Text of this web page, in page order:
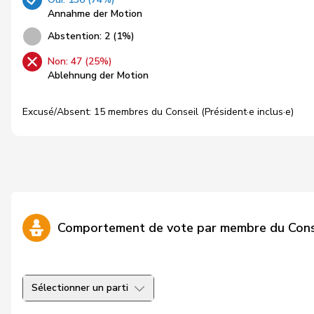
Annahme der Motion
Abstention: 2 (1%)
Non: 47 (25%)
Ablehnung der Motion
Excusé/Absent: 15 membres du Conseil (Président·e inclus·e)
Comportement de vote par membre du
Sélectionner un parti